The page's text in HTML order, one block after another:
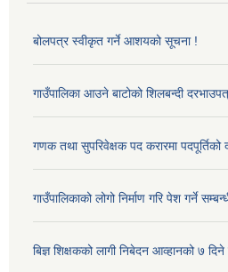
बोलपत्र स्वीकृत गर्ने आशयको सूचना !
गाउँपालिका आउने बाटोको शिलबन्दी
गणक तथा सुपरिवेक्षक पद करारमा
गाउँपालिकाको लोगो निर्माण गरि पेश गर्ने
बिज्ञ शिक्षकको लागी निबेदन आव्हानको ७